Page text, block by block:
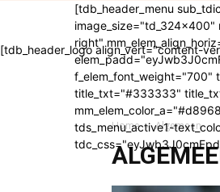
[tdb_header_menu
image_size="td_324x400"
right"
f_elem_font_weight="700"
title_txt="#333333"
tds_menu_active1-
[tdb_header_logo align_vert="content-
Home Algemeen